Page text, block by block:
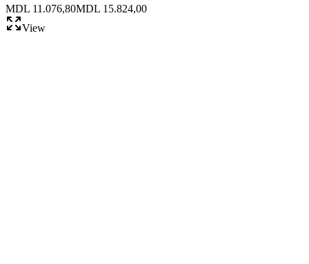
MDL 11.076,80MDL 15.824,00
View